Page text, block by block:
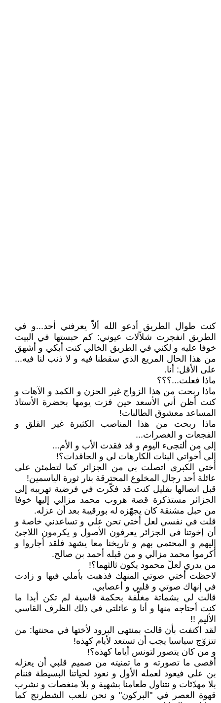
كنت طوال الطريق أدعو الله ألاّ يعرفني أحد...و في
الطريق انفجرت شلاّلات عيوني: كم حبستها في البيت
خوفا عليه و لكني في الطريق الخالي كنت أبكي و أشهق
من هذا الحال المريع الذي سقطنا فيه و لا ذنب لنا فيه...
على الأقل: أنا.
ماذا فعلت...؟؟؟
ماذا ربحت من هذا الزواج غير الحزن و الكمد و الآهات و
كنت أظن أني الأسعد حين فزت يومها بحضرة الأستاذ
المساعد معشوق الطالبات!
ماذا ربحت من هذا المناصب الكثيرة غير القلق و
الفجعات و الغصرات...
إلى من ألتجىء اليوم و قد فقدت الأب و الأم...
إلى أخواتي البنات الكارهات لي و الحاقدات؟!
أختي الكبرى اتصلت بي من الجزائر كما لتطمئن على
عائلة أحد رجال المخلوع المحترقة بنار ثورة الياسمين!
قبل اتصالها بقليل كنت قد فكّرت في فرضية تهريبه إلى
الجزائر مستذكرة قصة هروب محمد مزالي إليها خوفا
من حبل مشنقة كان يجهّزه له بورقيبة بعد أن عزله.
قلت في نفسي لعل أختي تحن علي و تساعدني خاصة و
أن إخوتنا في الجزائر يعرفون الأصول و يكرمون اللاجئ
إليهم و المحتمي بهم و تاريخنا معا يشهد فلقد أجاروا و
أكرموا محمد مزالي و من قبله أحمد بن صالح.
من يدري لعلّ محمود يكون ثالثهما؟!
لاحظت أختي صوتي المنهك فذهبت بأملي فيها و زادت
في إنهاك صوتي و قلبي و أعصابي.
قالت لي بشماتة مغلّفة بحكمة قاسية لم تكن أبدا ما
كنت أحتاجه منها و أنا و عائلتي في ذلك الظرف القاسي
الأليم !!
لقد اكتفت بأن قالت بمنتهى البرود لأختها في محنتها: من
تتزوّج سياسيا يجب أن تستعد لأيام كهذه!
و من كان يتصور لتونس أياما كهذه؟!
أقصى ما تصورته و ما تمنيته من صميم قلبي أن يعزله
بن علي فيعود لعمله الأول و نعود لحياتنا البسيطة فننام
بلا مهدّئات و نتناول طعامنا بشهية و بلا منغصات و نشرب
قهوة العصر في ʺالبركونʺ و نحن نلعب الشطرنج كما